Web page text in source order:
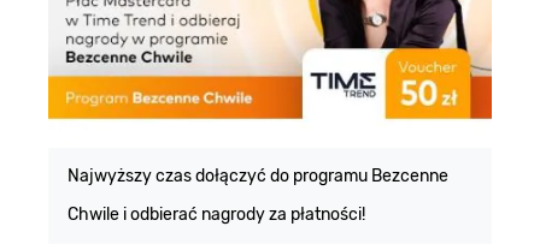
Najwyższy czas dołączyć do programu Bezcenne
Chwile i odbierać nagrody za płatności!